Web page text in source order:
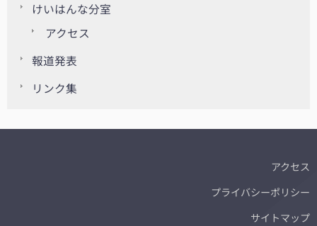
けいはんな分室
アクセス
報道発表
リンク集
アクセス
プライバシーポリシー
サイトマップ